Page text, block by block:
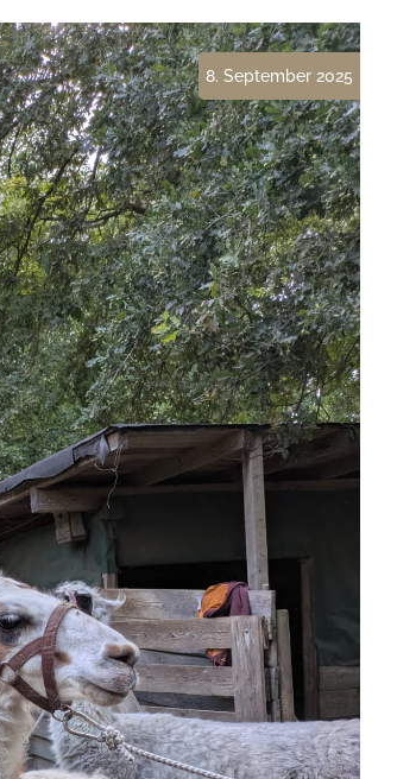
In- und
Auslandsüberführungen
Gestaltung der Trauerfeier –
auch in unserem Haus
Unsere Urnen- und
Sargausstellung
Versorgung des Verstorbenen
in unserem Bestattungshaus
8. September 2025